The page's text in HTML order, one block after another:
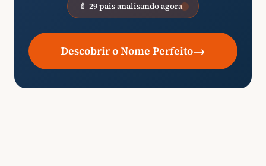
🍼 29 pais analisando agora
Descobrir o Nome Perfeito→